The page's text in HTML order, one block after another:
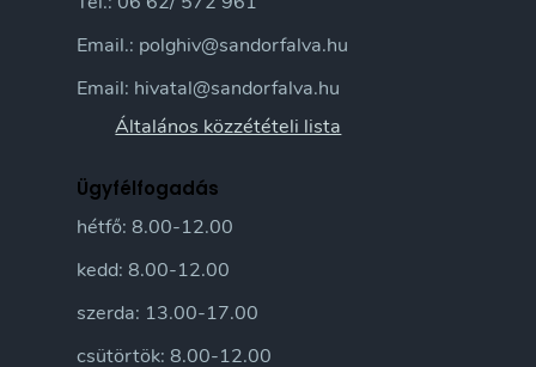
Email.: polghiv@sandorfalva.hu
Email: hivatal@sandorfalva.hu
Általános közzétételi lista
Ügyfélfogadás
hétfő: 8.00-12.00
kedd: 8.00-12.00
szerda: 13.00-17.00
csütörtök: 8.00-12.00